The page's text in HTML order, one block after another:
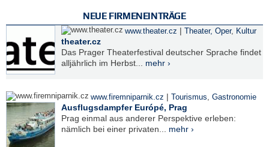
NEUE FIRMENEINTRÄGE
www.theater.cz | Theater, Oper, Kultur
theater.cz
Das Prager Theaterfestival deutscher Sprache findet
alljährlich im Herbst... mehr ›
www.firemniparnik.cz | Tourismus, Gastronomie
Ausflugsdampfer Európé, Prag
Prag einmal aus anderer Perspektive erleben:
nämlich bei einer privaten... mehr ›